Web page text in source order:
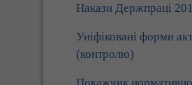
Накази Держпраці
Уніфіковані форми
(контролю)